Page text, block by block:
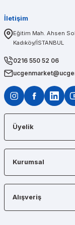
İletişim
Eğitim Mah. Ahsen
Kadıköy/İSTANBUL
0216 550 52 06
Üyelik
Kurumsal
Alışveriş